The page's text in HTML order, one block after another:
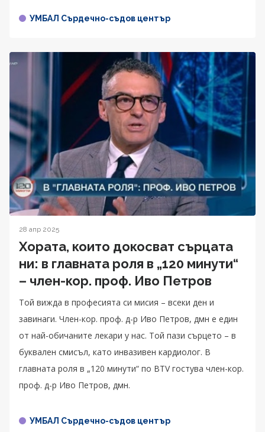
УМБАЛ Сърдечно-съдов център
28 апр 2025
Хората, които докосват сърцата
ни: в главната роля в „120 минути“
– член-кор. проф. Иво Петров
Той вижда в професията си мисия – всеки ден и
завинаги. Член-кор. проф. д-р Иво Петров, дмн е един
от най-обичаните лекари у нас. Той пази сърцето – в
буквален смисъл, като инвазивен кардиолог. В
главната роля в „120 минути“ по BTV гостува член-кор.
проф. д-р Иво Петров, дмн.
УМБАЛ Сърдечно-съдов център